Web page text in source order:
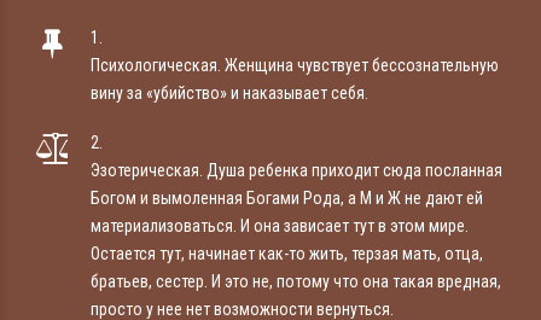
1.
Психологическая. Женщина чувствует бессознательную
вину за «убийство» и наказывает себя.
2.
Эзотерическая. Душа ребенка приходит сюда посланная
Богом и вымоленная Богами Рода, а М и Ж не дают ей
материализоваться. И она зависает тут в этом мире.
Остается тут, начинает как-то жить, терзая мать, отца,
братьев, сестер. И это не, потому что она такая вредная,
просто у нее нет возможности вернуться.